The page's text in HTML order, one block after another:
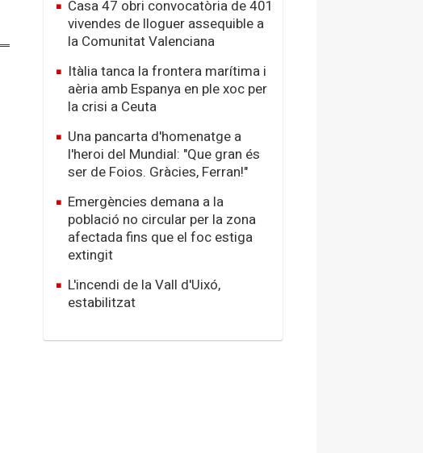
Casa 47 obri convocatòria de 401
vivendes de lloguer assequible a
la Comunitat Valenciana
Itàlia tanca la frontera marítima i
aèria amb Espanya en ple xoc per
la crisi a Ceuta
Una pancarta d'homenatge a
l'heroi del Mundial: "Que gran és
ser de Foios. Gràcies, Ferran!"
Emergències demana a la
població no circular per la zona
afectada fins que el foc estiga
extingit
L'incendi de la Vall d'Uixó,
estabilitzat